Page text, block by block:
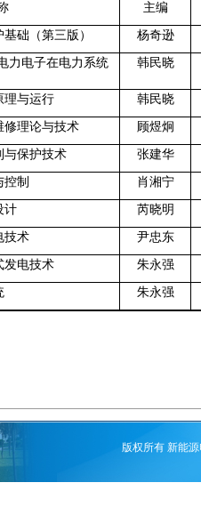
主编
础（第三版）
杨奇逊
力电子在电力系统
韩民晓
理与运行
韩民晓
修理论与技术
顾煜炯
与保护技术
张建华
控制
肖湘宁
计
芮晓明
技术 尹忠东
发电技术
朱永强
朱永强
版权所有 新能